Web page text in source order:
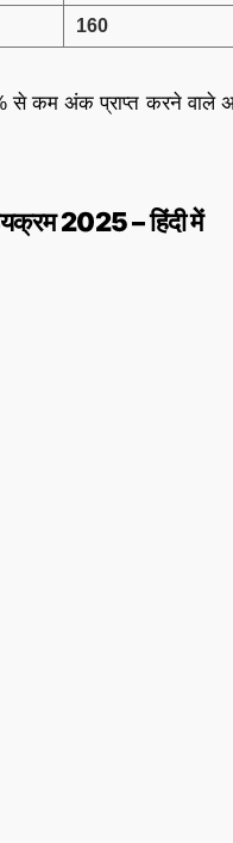
160
कम अंक प्राप्त करने वाले
2025 – हिंदी में